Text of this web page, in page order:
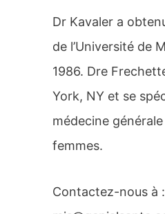
Dr Kavaler a
de l’Université de
1986. Dre
York, NY et se
médecine
femmes.
Contactez-nous à :